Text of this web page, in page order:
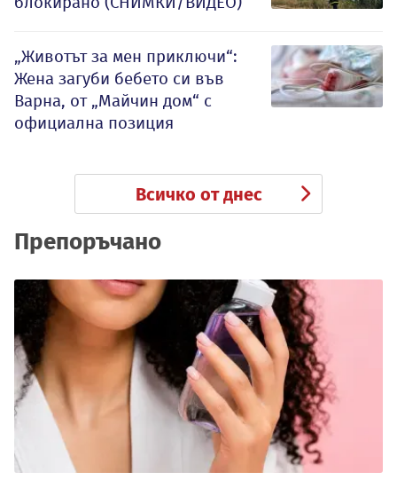
„Животът за мен приключи“:
Жена загуби бебето си във
Варна, от „Майчин дом“ с
официална позиция
Всичко от днес
Препоръчано